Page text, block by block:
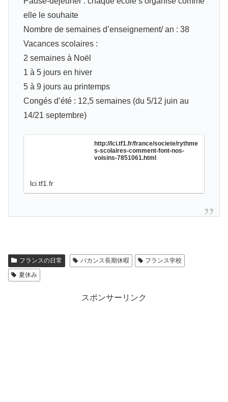
elle le souhaite
Nombre de semaines d’enseignement/ an : 38
Vacances scolaires :
2 semaines à Noël
1 à 5 jours en hiver
5 à 9 jours au printemps
Congés d’été : 12,5 semaines (du 5/12 juin au
14/21 septembre)
http://lci.tf1.fr/france/societe/rythme
s-scolaires-comment-font-nos-
voisins-7851061.html
lci.tf1.fr
フランスの日常 バカンス長期休暇
フランス学校
夏休み
スポンサーリンク